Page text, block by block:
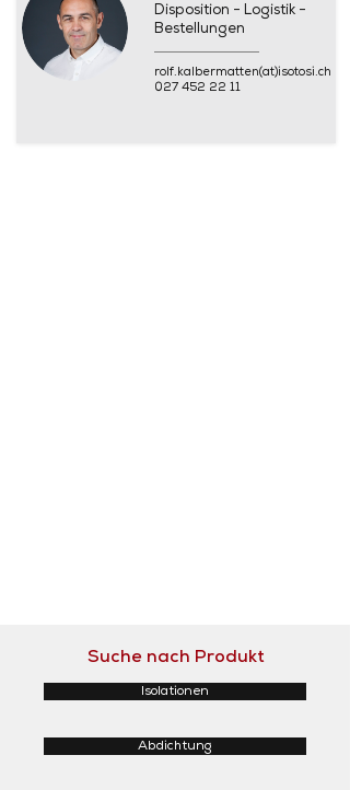
Disposition - Logistik -
Bestellungen
rolf.kalbermatten(at)isotosi.ch
027 452 22 11
Suche nach Produkt
Isolationen
Abdichtung